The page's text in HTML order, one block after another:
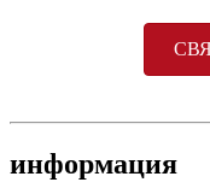
информация